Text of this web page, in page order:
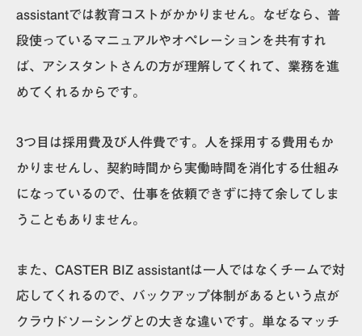
assistantでは教育コストがかかりません。なぜなら、普
段使っているマニュアルやオペレーションを共有すれ
ば、アシスタントさんの方が理解してくれて、業務を進
めてくれるからです。
3つ目は採用費及び人件費です。人を採用する費用もか
かりませんし、契約時間から実働時間を消化する仕組み
になっているので、仕事を依頼できずに持て余してしま
うこともありません。
また、 CASTER BIZ assistantは一人ではなくチームで対
応してくれるので、バックアップ体制があるという点が
クラウドソーシングとの大きな違いです。 単なるマッチ